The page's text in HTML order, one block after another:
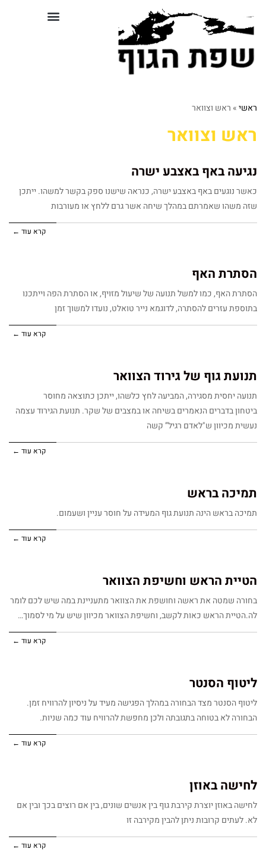
ראשי»ראש וצוואר
ראש וצוואר
נגיעה באף באצבע ישרה
כאשר נוגעים באף באצבע ישרה, כנראה שישנו ספק בקשר למשהו. ייתכן
שזה משהו שאמרתם במהלך שיחה אשר גרם ללחץ או מעורבות
קרא עוד ←
הסתרת האף
הסתרת האף, כמו למשל תנועה של שיעול מזויף, או הסתרת הפה וייתכנו
בתוספת עזרים להסתרה, לדוגמא נייר טואלט, נועדו למשוך זמן
קרא עוד ←
תנועת גוף של גירוד הצוואר
תנועה יחסית מסגירה, המביעה לחץ כלשהו, ייתכן כתוצאה מחוסר
ביטחון בדברים הנאמרים בשיחה או במצבים של שקר. תנועת הגירוד עצמה
נעשית מכיוון ש"לאדם רגיל” קשה
קרא עוד ←
תמיכה בראש
תמיכה בראש הינה תנועת גוף המעידה על חוסר עניין ושעמום.
קרא עוד ←
הטיית הראש וחשיפת הצוואר
בחורה שמטה את ראשה וחושפת את הצוואר מתעניינת במה שיש לכם לומר
לה.הטיית הראש כאות לקשב, וחשיפת הצוואר מכיוון שיש על מי לסמוך…
קרא עוד ←
ליטוף הסנטר
ליטוף הסנטר מצד הבחורה במהלך הפגישה מעיד על ניסיון להרוויח זמן.
הבחורה לא בטוחה בתגובתה ולכן מחפשת להרוויח עוד כמה שניות.
קרא עוד ←
לחישה באוזן
לחישה באוזן יוצרת קירבת גוף בין אנשים שונים, בין אם רוצים בכך ובין אם
לא. לעתים קרובות ניתן להבין מקירבה זו
קרא עוד ←